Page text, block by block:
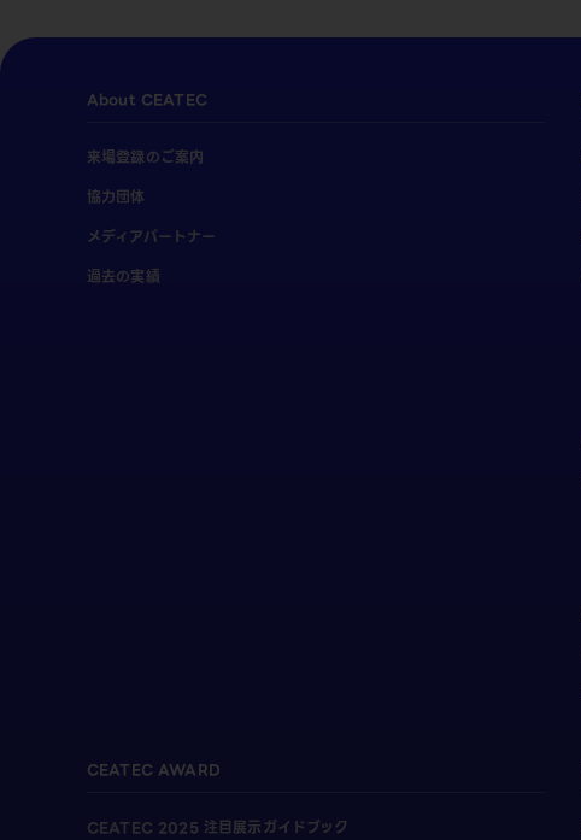
About CEATEC
来場登録のご案内
協力団体
メディアパートナー
過去の実績
CEATEC AWARD
CEATEC 2025 注目展示ガイドブック